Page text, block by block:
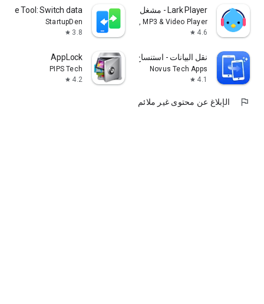
Lark Player - مشغل الموسيقى
Lark Player Studio - Music, MP3 & Video Player
4.6
star
Tool: Switch data
StartupDen
3.8
star
نقل البيانات - استنساخ الهاتف
Novus Tech Apps
4.1
star
AppLock
PIPS Tech
4.2
star
flag الإبلاغ عن محتوى غير ملائم